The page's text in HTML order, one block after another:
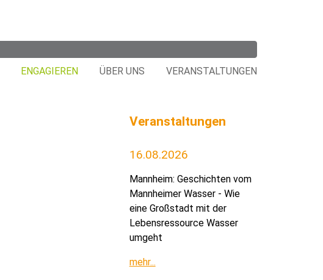
ENGAGIEREN ÜBER UNS VERANSTALTUNGEN
Veranstaltungen
16.08.2026
Mannheim: Geschichten vom
Mannheimer Wasser - Wie
eine Großstadt mit der
Lebensressource Wasser
umgeht
mehr...